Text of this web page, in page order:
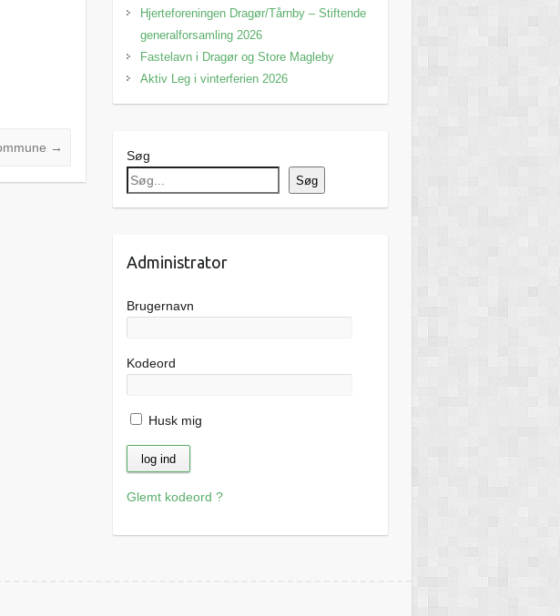
→
Hjerteforeningen Dragør/Tårnby – Stiftende
generalforsamling 2026
Fastelavn i Dragør og Store Magleby
Aktiv Leg i vinterferien 2026
Søg
Søg
Administrator
Brugernavn
Kodeord
Husk mig
Glemt kodeord ?